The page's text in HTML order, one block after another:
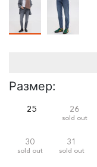
Размер:
25 26
sold out
30
sold out
31
sold out